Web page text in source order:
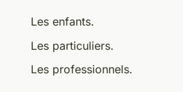
Les enfants.
Les particuliers.
Les professionnels.